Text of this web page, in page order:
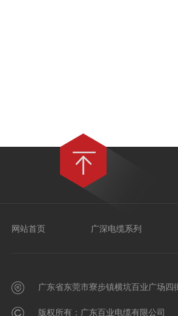
网站首页 广深电缆系列
广东省东莞市寮步镇横坑百业广场四
版权所有：广东百业电缆有限公司